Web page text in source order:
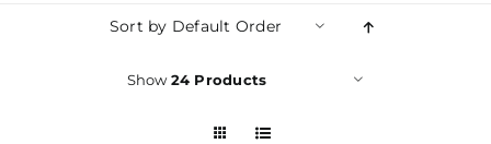
ЭКВИЛИБРИУМ
Sort by Default Order
Show24 Products